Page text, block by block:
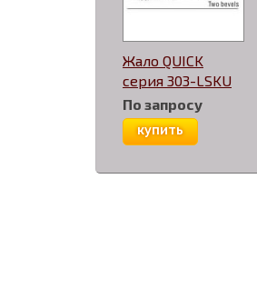
Жало QUICK
серия 303-LSKU
По запросу
купить